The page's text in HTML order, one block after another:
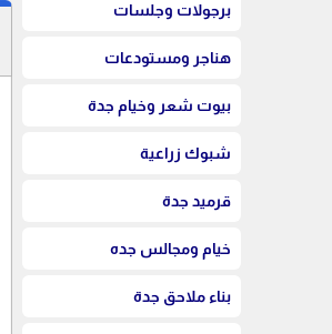
برجولات وجلسات
هناجر ومستودعات
بيوت شعر وخيام جدة
شبوك زراعية
قرميد جدة
خيام ومجالس جده
بناء ملاحق جدة